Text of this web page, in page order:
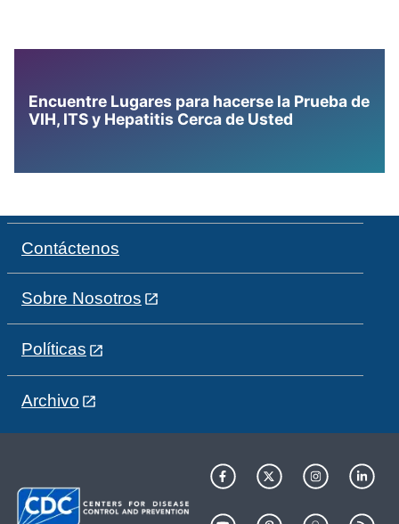
Encuentre Lugares para hacerse la Prueba de
VIH, ITS y Hepatitis Cerca de Usted
Contáctenos
Sobre Nosotros
Políticas
Archivo